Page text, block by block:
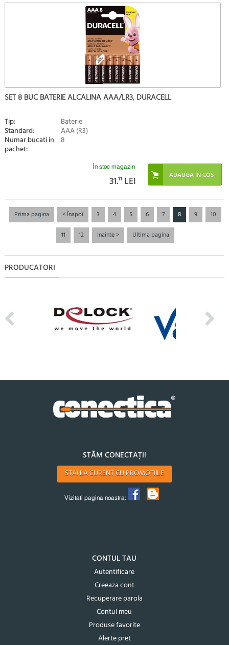
SET 8 BUC BATERIE ALCALINA AAA/LR3, DURACELL
Tip: Baterie
Standard: AAA (R3)
Numar bucati in
pachet:
8
În stoc magazin
31.11 LEI
Prima pagina < Înapoi 3 4 5 6 7 8 9
10
11
12 Inainte > Ultima pagina
PRODUCATORI
STĂM CONECTAȚI!
STAI LA CURENT CU PROMOTIILE
Vizitati pagina noastra:
CONTUL TAU
Autentificare
Creeaza cont
Recuperare parola
Contul meu
Produse favorite
Alerte pret